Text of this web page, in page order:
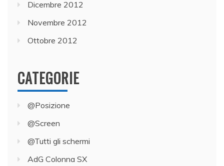
Dicembre 2012
Novembre 2012
Ottobre 2012
CATEGORIE
@Posizione
@Screen
@Tutti gli schermi
AdG Colonna SX